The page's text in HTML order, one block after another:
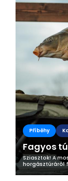
Příběhy
Fagyos
Sziasztok! A
horgásztúráról
horgászatként